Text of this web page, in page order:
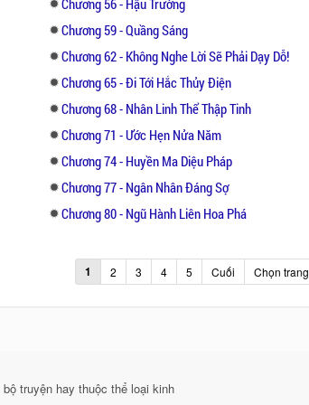
Chương 59 - Quầng Sáng
Chương 62 - Không Nghe Lời Sẽ Phải Dạy Dỗ!
Chương 65 - Đi Tới Hắc Thủy Điện
Chương 68 - Nhân Linh Thể Thập Tinh
Chương 71 - Ước Hẹn Nửa Năm
Chương 74 - Huyền Ma Diệu Pháp
Chương 77 - Ngân Nhân Đáng Sợ
Chương 80 - Ngũ Hành Liên Hoa Phá
1 2 3 4 5 Cuối Chọn trang
truyện hay thuộc thể loại kinh